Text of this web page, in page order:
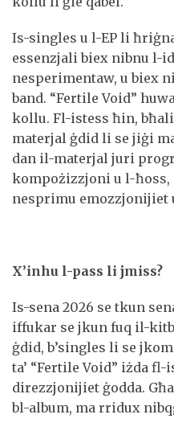
Is-singles u l-EP li
essenzjali biex nibnu l-
nesperimentaw, u biex
band. “Fertile Void”
kollu. Fl-istess ħin,
materjal ġdid li se jiġi
dan il-materjal juri
kompożizzjoni u l-
nesprimu emozzjonijiet
X’inhu l-pass li jmiss?
Is-sena 2026 se tkun
iffukar se jkun fuq il-
ġdid, b’singles li se
ta’ “Fertile Void” iżda
direzzjonijiet ġodda.
bl-album, ma rridux